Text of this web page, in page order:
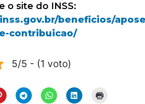
o site do INSS:
beneficios/
contribuicao/
5/5 - (1 voto)